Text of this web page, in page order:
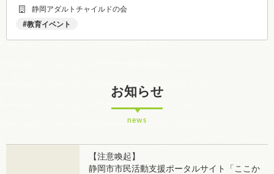
静岡アダルトチャイルドの会
教育イベント
お知らせ
news
【注意喚起】
静岡市市民活動支援ポータルサイト「ここか